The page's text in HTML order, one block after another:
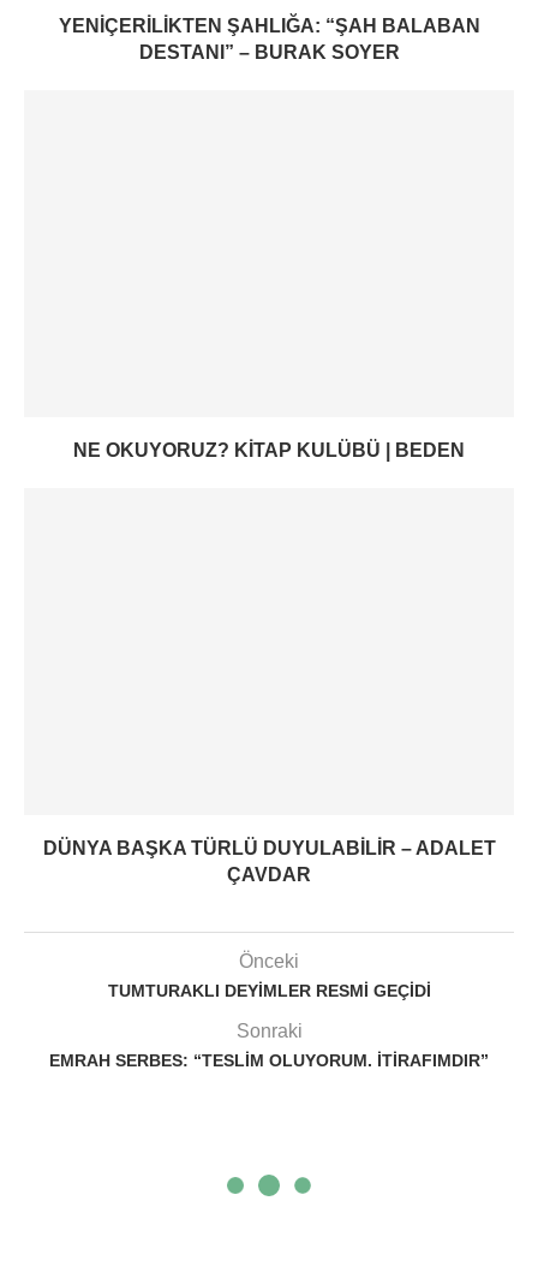
YENIÇERILIKTEN ŞAHLIĞA: “ŞAH BALABAN
DESTANI” – BURAK SOYER
NE OKUYORUZ? KITAP KULÜBÜ | BEDEN
DÜNYA BAŞKA TÜRLÜ DUYULABILIR – ADALET
ÇAVDAR
Önceki
TUMTURAKLI DEYIMLER RESMI GEÇIDI
Sonraki
EMRAH SERBES: “TESLIM OLUYORUM. İTIRAFIMDIR”